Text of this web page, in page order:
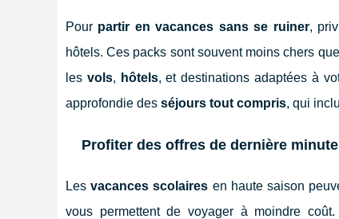
Pour partir en vacances sans se ruiner,
hôtels. Ces packs sont souvent moins chers
les vols, hôtels, et destinations adaptées à
approfondie des séjours tout compris, qui
Profiter des offres de dernière minute
Lesvacances scolaires en haute saison
vous permettent de voyager à moindre